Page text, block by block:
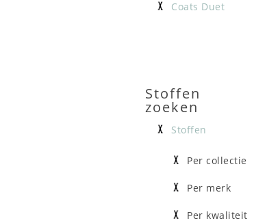
Coats Duet
Stoffen
zoeken
Stoffen
Per collectie
Per merk
Per kwaliteit